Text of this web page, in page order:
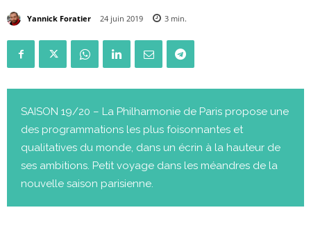
Yannick Foratier 24 juin 2019 3 min.
SAISON 19/20 – La Philharmonie de Paris propose une
des programmations les plus foisonnantes et
qualitatives du monde, dans un écrin à la hauteur de
ses ambitions. Petit voyage dans les méandres de la
nouvelle saison parisienne.